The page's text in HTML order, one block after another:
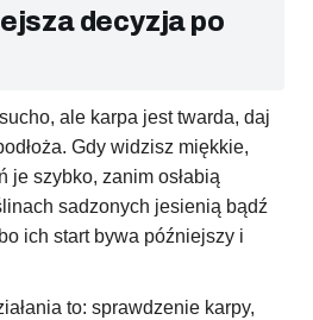
decyzja po
ale karpa jest twarda, daj
Gdy widzisz miękkie,
je szybko, zanim osłabią
sadzonych jesienią bądź
ich start bywa późniejszy i
to: sprawdzenie karpy,